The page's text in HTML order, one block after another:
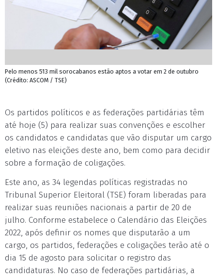
Pelo menos 513 mil sorocabanos estão aptos a votar em 2 de outubro
(Crédito: ASCOM / TSE)
Os partidos políticos e as federações partidárias têm
até hoje (5) para realizar suas convenções e escolher
os candidatos e candidatas que vão disputar um cargo
eletivo nas eleições deste ano, bem como para decidir
sobre a formação de coligações.
Este ano, as 34 legendas políticas registradas no
Tribunal Superior Eleitoral (TSE) foram liberadas para
realizar suas reuniões nacionais a partir de 20 de
julho. Conforme estabelece o Calendário das Eleições
2022, após definir os nomes que disputarão a um
cargo, os partidos, federações e coligações terão até o
dia 15 de agosto para solicitar o registro das
candidaturas. No caso de federações partidárias, a